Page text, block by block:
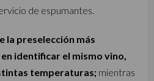
de espumantes.
la preselección más
identificar el mismo vino,
temperaturas; mientras